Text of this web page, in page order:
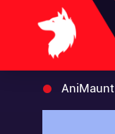
AniMaunt